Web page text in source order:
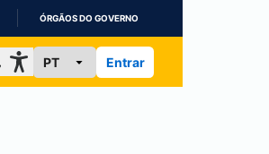
ÓRGÃOS DO GOVERNO
Entrar